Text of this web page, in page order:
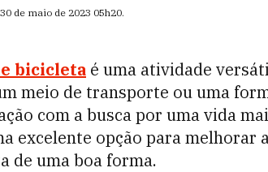
30 de maio de 2023 05h20.
bicicleta é uma atividade
meio de transporte ou uma
com a busca por uma vida
excelente opção para melhorar
de uma boa forma.